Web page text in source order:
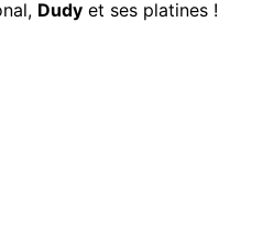
Dudy et ses platines !